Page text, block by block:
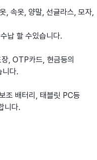
, 속옷, 양말, 선글라스, 모자,
납 할 수있습니다.
, OTP카드, 현금등의
니다.
조 배터리, 태블릿 PC등
니다.